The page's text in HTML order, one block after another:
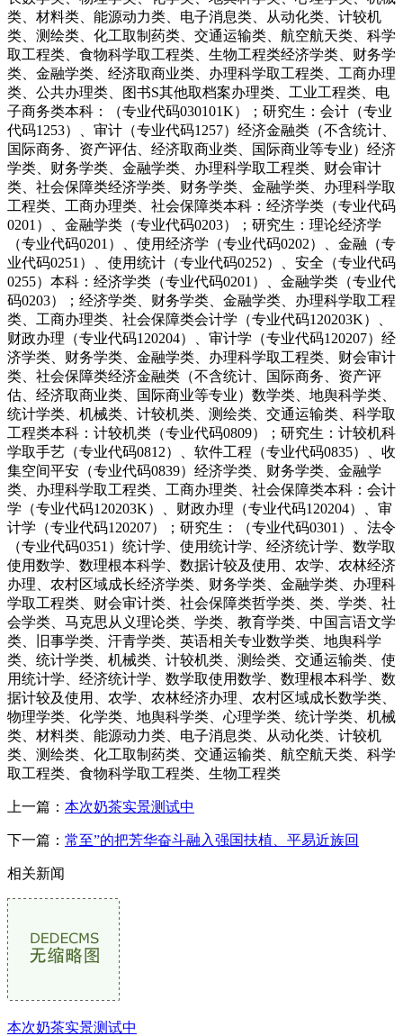
类、材料类、能源动力类、电子消息类、从动化类、计较机
类、测绘类、化工取制药类、交通运输类、航空航天类、科学
取工程类、食物科学取工程类、生物工程类经济学类、财务学
类、金融学类、经济取商业类、办理科学取工程类、工商办理
类、公共办理类、图书S其他取档案办理类、工业工程类、电
子商务类本科：（专业代码030101K）；研究生：会计（专业
代码1253）、审计（专业代码1257）经济金融类（不含统计、
国际商务、资产评估、经济取商业类、国际商业等专业）经济
学类、财务学类、金融学类、办理科学取工程类、财会审计
类、社会保障类经济学类、财务学类、金融学类、办理科学取
工程类、工商办理类、社会保障类本科：经济学类（专业代码
0201）、金融学类（专业代码0203）；研究生：理论经济学
（专业代码0201）、使用经济学（专业代码0202）、金融（专
业代码0251）、使用统计（专业代码0252）、安全（专业代码
0255）本科：经济学类（专业代码0201）、金融学类（专业代
码0203）；经济学类、财务学类、金融学类、办理科学取工程
类、工商办理类、社会保障类会计学（专业代码120203K）、
财政办理（专业代码120204）、审计学（专业代码120207）经
济学类、财务学类、金融学类、办理科学取工程类、财会审计
类、社会保障类经济金融类（不含统计、国际商务、资产评
估、经济取商业类、国际商业等专业）数学类、地舆科学类、
统计学类、机械类、计较机类、测绘类、交通运输类、科学取
工程类本科：计较机类（专业代码0809）；研究生：计较机科
学取手艺（专业代码0812）、软件工程（专业代码0835）、收
集空间平安（专业代码0839）经济学类、财务学类、金融学
类、办理科学取工程类、工商办理类、社会保障类本科：会计
学（专业代码120203K）、财政办理（专业代码120204）、审
计学（专业代码120207）；研究生：（专业代码0301）、法令
（专业代码0351）统计学、使用统计学、经济统计学、数学取
使用数学、数理根本科学、数据计较及使用、农学、农林经济
办理、农村区域成长经济学类、财务学类、金融学类、办理科
学取工程类、财会审计类、社会保障类哲学类、类、学类、社
会学类、马克思从义理论类、学类、教育学类、中国言语文学
类、旧事学类、汗青学类、英语相关专业数学类、地舆科学
类、统计学类、机械类、计较机类、测绘类、交通运输类、使
用统计学、经济统计学、数学取使用数学、数理根本科学、数
据计较及使用、农学、农林经济办理、农村区域成长数学类、
物理学类、化学类、地舆科学类、心理学类、统计学类、机械
类、材料类、能源动力类、电子消息类、从动化类、计较机
类、测绘类、化工取制药类、交通运输类、航空航天类、科学
取工程类、食物科学取工程类、生物工程类
上一篇： 本次奶茶实景测试中
下一篇： 常至”的把芳华奋斗融入强国扶植、平易近族回
相关新闻
本次奶茶实景测试中